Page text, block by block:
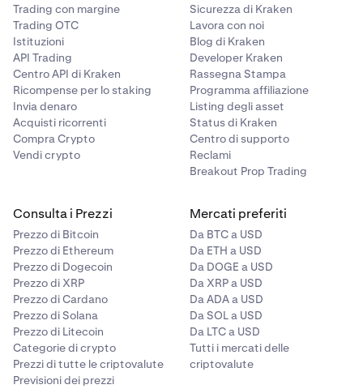
Trading con margine
Trading OTC
Istituzioni
API Trading
Centro API di Kraken
Ricompense per lo staking
Invia denaro
Acquisti ricorrenti
Compra Crypto
Vendi crypto
Sicurezza di Kraken
Lavora con noi
Blog di Kraken
Developer Kraken
Rassegna Stampa
Programma affiliazione
Listing degli asset
Status di Kraken
Centro di supporto
Reclami
Breakout Prop Trading
Consulta i Prezzi
Prezzo di Bitcoin
Prezzo di Ethereum
Prezzo di Dogecoin
Prezzo di XRP
Prezzo di Cardano
Prezzo di Solana
Prezzo di Litecoin
Categorie di crypto
Prezzi di tutte le criptovalute
Previsioni dei prezzi
Mercati preferiti
Da BTC a USD
Da ETH a USD
Da DOGE a USD
Da XRP a USD
Da ADA a USD
Da SOL a USD
Da LTC a USD
Tutti i mercati delle
criptovalute